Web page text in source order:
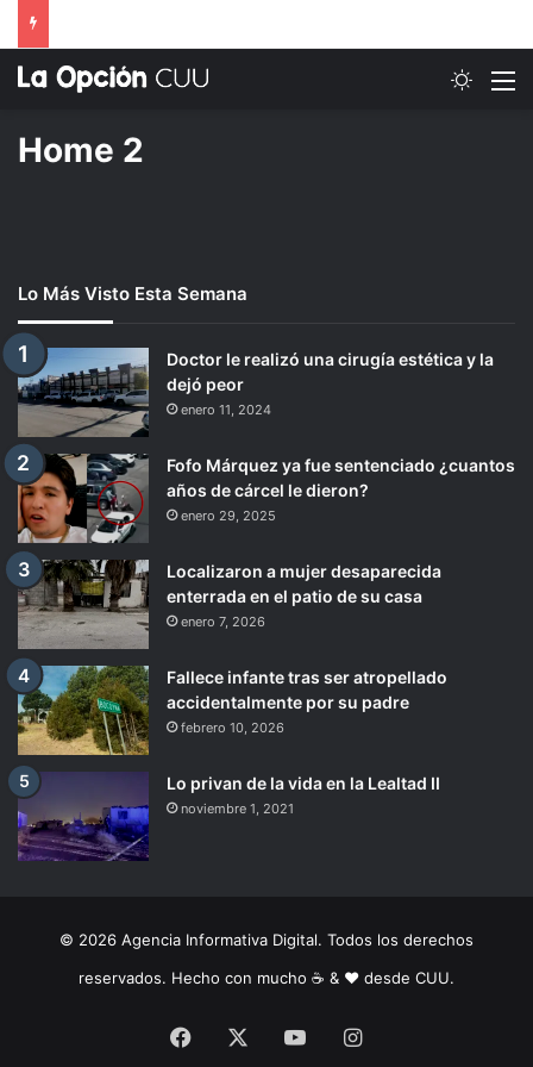
Home 2
Lo Más Visto Esta Semana
Doctor le realizó una cirugía estética y la
dejó peor
enero 11, 2024
Fofo Márquez ya fue sentenciado ¿cuantos
años de cárcel le dieron?
enero 29, 2025
Localizaron a mujer desaparecida
enterrada en el patio de su casa
enero 7, 2026
Fallece infante tras ser atropellado
accidentalmente por su padre
febrero 10, 2026
Lo privan de la vida en la Lealtad II
noviembre 1, 2021
© 2026 Agencia Informativa Digital. Todos los derechos
reservados. Hecho con mucho ☕️ & ❤️ desde CUU.
Facebook YouTubeInstagram